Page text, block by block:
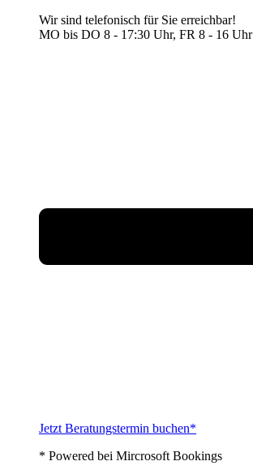
Wir sind telefonisch für Sie erreichbar!
MO bis DO 8 - 17:30 Uhr, FR 8 - 16 Uhr
Jetzt Beratungstermin buchen*
* Powered bei Mircrosoft Bookings